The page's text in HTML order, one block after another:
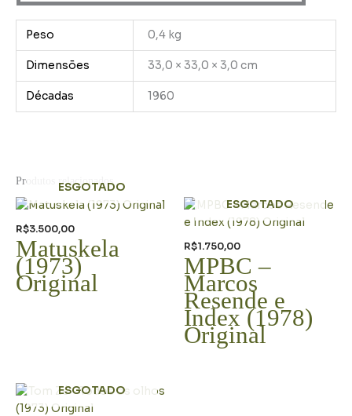
Peso 0,4 kg
Dimensões 33,0 × 33,0 × 3,0 cm
Décadas 1960
Produtos relacionados
ESGOTADO
R$3.500,00
Matuskela
(1973)
Original
ESGOTADO
R$1.750,00
MPBC –
Marcos
Resende e
Index (1978)
Original
ESGOTADO